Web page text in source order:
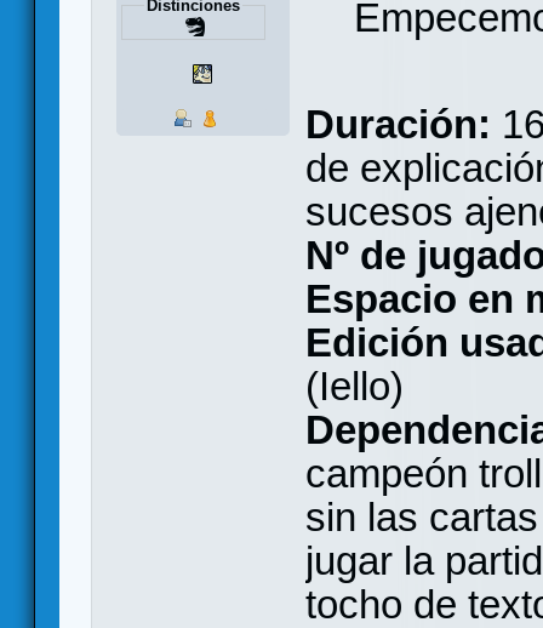
Distinciones
Duración:
de
sucesos
Nº de
Espacio en
Edición
(Iello)
campeón
sin las
jugar la
tocho de